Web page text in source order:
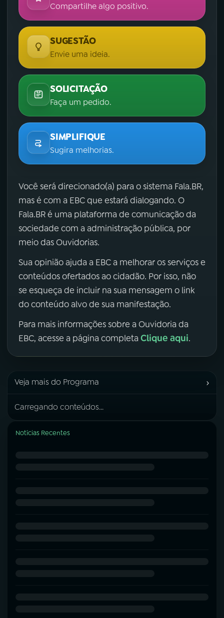
Compartilhe algo positivo.
SUGESTÃO
Envie uma ideia.
SOLICITAÇÃO
Faça um pedido.
SIMPLIFIQUE
Sugira melhorias.
Você será direcionado(a) para o sistema Fala.BR,
mas é com a EBC que estará dialogando. O
Fala.BR é uma plataforma de comunicação da
sociedade com a administração pública, por
meio das Ouvidorias.
Sua opinião ajuda a EBC a melhorar os serviços e
conteúdos ofertados ao cidadão. Por isso, não
se esqueça de incluir na sua mensagem o link
do conteúdo alvo de sua manifestação.
Para mais informações sobre a Ouvidoria da
EBC, acesse a página completa Clique aqui.
Veja mais do Programa ›
Carregando conteúdos...
Notícias Recentes